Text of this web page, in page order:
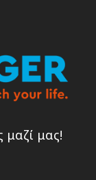
μαζί μας!